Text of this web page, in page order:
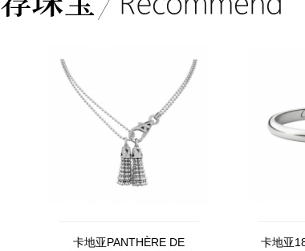
卡地亚PANTHÈRE DE
卡地亚